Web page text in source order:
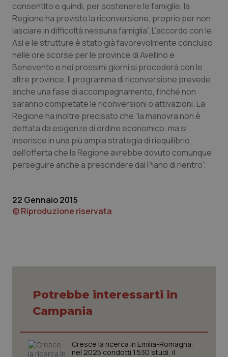
Lazio
Liguria
Lombardia
Marche
Molise
Piemonte
Provincia Autonoma di Bolzano
Provincia Autonoma di Trento
Toscana
Umbria
Diabete & glucometri
Disturbi dell’umore
Dolore
Donna & Salute
Epatiti
HIV
Infezioni & Febbre
Ipertensione & Scompenso
Obesità
Oftalmologia
consentito e quindi, per sostenere le famiglie, la
Regione ha previsto la riconversione, proprio per non
lasciare in difficoltà nessuna famiglia”. L’accordo con le
Asl e le strutture è stato già favorevolmente concluso
nelle ore scorse per le province di Avellino e
Benevento e nei prossimi giorni si procederà con le
altre province. Il programma di riconversione prevede
anche una fase di accompagnamento, finché non
saranno completate le riconversioni o attivazioni. La
Regione ha inoltre precisato che “la manovra non è
dettata da esigenze di ordine economico, ma si
inserisce in una più ampia strategia di riequilibrio
dell’offerta che la Regione avrebbe dovuto comunque
perseguire anche a prescindere dal Piano di rientro”.
22 Gennaio 2015
© Riproduzione riservata
Potrebbe interessarti in
Campania
Cresce la ricerca in Emilia-Romagna:
nel 2025 condotti 1.530 studi, il